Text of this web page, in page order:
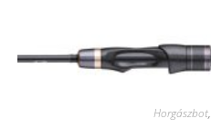
Horgászbot,